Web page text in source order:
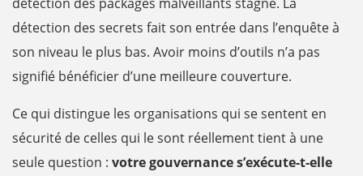
détection des secrets fait son entrée dans l’enquête à
son niveau le plus bas. Avoir moins d’outils n’a pas
signifié bénéficier d’une meilleure couverture.
Ce qui distingue les organisations qui se sentent en
sécurité de celles qui le sont réellement tient à une
seule question : votre gouvernance s’exécute-t-elle